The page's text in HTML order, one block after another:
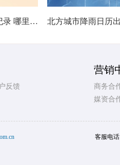
数据看今年7月哪里热到破纪录 哪里暑热连轴转
反馈
营销
商务合
媒资合
客服电